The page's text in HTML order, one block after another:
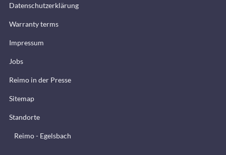
Datenschutzerklärung
Warranty terms
Impressum
Jobs
Reimo in der Presse
Sitemap
Standorte
Reimo - Egelsbach